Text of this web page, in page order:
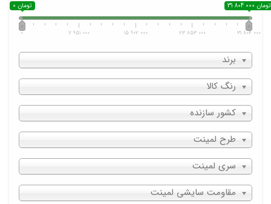
0 تومان 31 804 000 تومان
0 7 951 000 15 902 000 23 853 000 31 804 000
برند
رنگ کالا
کشور سازنده
طرح لمینت
سری لمینت
مقاومت سایشی لمینت